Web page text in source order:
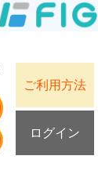
ご利用方法
ログイン